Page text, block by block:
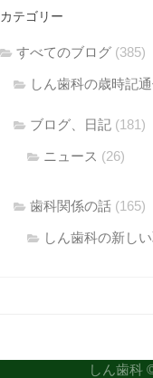
カテゴリー
すべてのブログ (385)
しん歯科の歳時記
ブログ、日記 (181)
ニュース (26)
歯科関係の話 (165)
しん歯科の新し
しん歯科